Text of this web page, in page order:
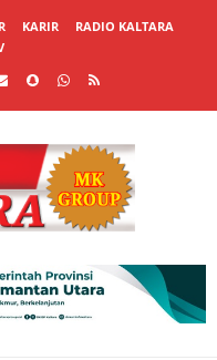
KARIR
RADIO KALTARA